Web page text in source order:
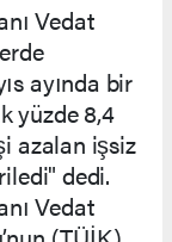
Vedat
ayında bir
yüzde 8,4
azalan işsiz
dedi.
Vedat